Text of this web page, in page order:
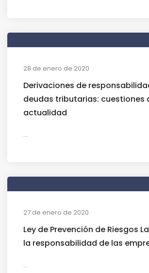
28 de enero de 2020
Derivaciones de
deudas tributarias: cuestiones
actualidad
...
27 de enero de 2020
Ley de Prevención de Riesgos
la responsabilidad de las
...